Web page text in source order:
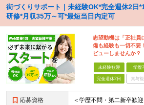
街づくりサポート｜未経験OK*完全週休2日
研修*月収35万～可*最短当日内定可
志望動機は「正社員
備も経験も一切不要
ビューしませんか？
未経験歓迎 学歴
完全週休2日 賞与複
応募資格